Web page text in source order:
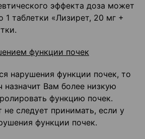
эффекта доза может
1 таблетки «Лизирет, 20 мг +
функции почек
нарушения функции почек, то
Вам более низкую
функцию почек.
не следует принимать, если у
функции почек.